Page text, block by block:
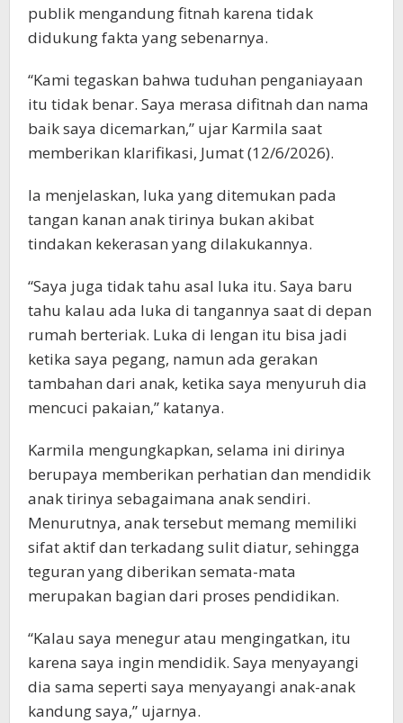
publik mengandung fitnah karena tidak
didukung fakta yang sebenarnya.
“Kami tegaskan bahwa tuduhan penganiayaan
itu tidak benar. Saya merasa difitnah dan nama
baik saya dicemarkan,” ujar Karmila saat
memberikan klarifikasi, Jumat (12/6/2026).
Ia menjelaskan, luka yang ditemukan pada
tangan kanan anak tirinya bukan akibat
tindakan kekerasan yang dilakukannya.
“Saya juga tidak tahu asal luka itu. Saya baru
tahu kalau ada luka di tangannya saat di depan
rumah berteriak. Luka di lengan itu bisa jadi
ketika saya pegang, namun ada gerakan
tambahan dari anak, ketika saya menyuruh dia
mencuci pakaian,” katanya.
Karmila mengungkapkan, selama ini dirinya
berupaya memberikan perhatian dan mendidik
anak tirinya sebagaimana anak sendiri.
Menurutnya, anak tersebut memang memiliki
sifat aktif dan terkadang sulit diatur, sehingga
teguran yang diberikan semata-mata
merupakan bagian dari proses pendidikan.
“Kalau saya menegur atau mengingatkan, itu
karena saya ingin mendidik. Saya menyayangi
dia sama seperti saya menyayangi anak-anak
kandung saya,” ujarnya.